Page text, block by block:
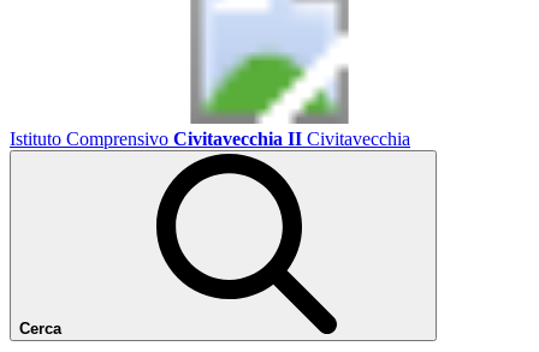
Istituto Comprensivo Civitavecchia II Civitavecchia
Cerca